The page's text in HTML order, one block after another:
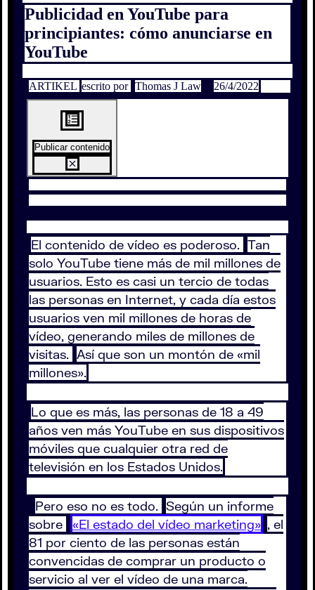
Publicidad en YouTube para
principiantes: cómo anunciarse en
YouTube
ARTIKEL escrito por Thomas J Law 26/4/2022
Publicar contenido
El contenido de vídeo es poderoso. Tan
solo YouTube tiene más de mil millones de
usuarios. Esto es casi un tercio de todas
las personas en Internet, y cada día estos
usuarios ven mil millones de horas de
vídeo, generando miles de millones de
visitas. Así que son un montón de «mil
millones».
Lo que es más, las personas de 18 a 49
años ven más YouTube en sus dispositivos
móviles que cualquier otra red de
televisión en los Estados Unidos.
Pero eso no es todo. Según un informe
sobre
«El estado del vídeo marketing» , el
81 por ciento de las personas están
convencidas de comprar un producto o
servicio al ver el vídeo de una marca.